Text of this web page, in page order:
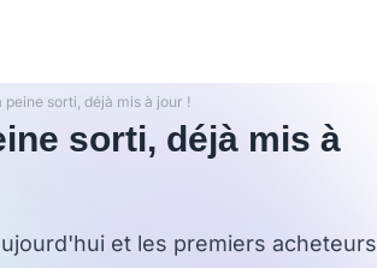
peine sorti, déjà mis à jour !
sorti, déjà mis à
et les premiers acheteurs